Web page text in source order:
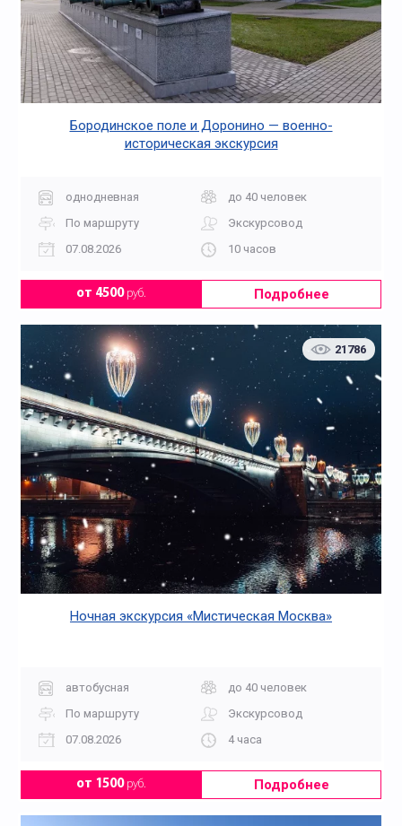
Бородинское поле и Доронино — военно-
историческая экскурсия
однодневная
до 40 человек
По маршруту
Экскурсовод
07.08.2026
10 часов
от 4500руб. Подробнее
21786
Ночная экскурсия «Мистическая Москва»
автобусная
до 40 человек
По маршруту
Экскурсовод
07.08.2026
4 часа
от 1500руб. Подробнее